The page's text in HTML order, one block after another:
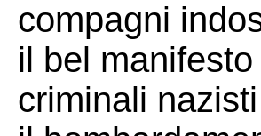
compagni
il bel
criminali